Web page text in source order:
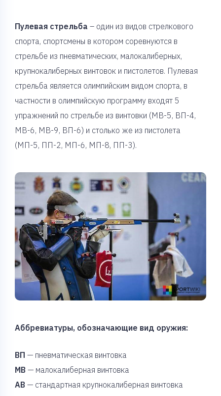
Пулевая стрельба – один из видов стрелкового
спорта, спортсмены в котором соревнуются в
стрельбе из пневматических, малокалиберных,
крупнокалиберных винтовок и пистолетов. Пулевая
стрельба является олимпийским видом спорта, в
частности в олимпийскую программу входят 5
упражнений по стрельбе из винтовки (МВ-5, ВП-4,
МВ-6, МВ-9, ВП-6) и столько же из пистолета
(МП-5, ПП-2, МП-6, МП-8, ПП-3).
Аббревиатуры, обозначающие вид оружия:
ВП — пневматическая винтовка
МВ — малокалиберная винтовка
АВ — стандартная крупнокалиберная винтовка